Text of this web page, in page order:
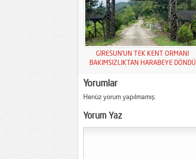
GİRESUN’UN TEK KENT ORMANI
BAKIMSIZLIKTAN HARABEYE DÖNDÜ
Yorumlar
Henüz yorum yapılmamış.
Yorum Yaz